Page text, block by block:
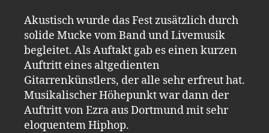
Akustisch wurde das Fest zusätzlich durch
solide Mucke vom Band und Livemusik
begleitet. Als Auftakt gab es einen kurzen
Auftritt eines altgedienten
Gitarrenkünstlers, der alle sehr erfreut hat.
Musikalischer Höhepunkt war dann der
Auftritt von Ezra aus Dortmund mit sehr
eloquentem Hiphop.